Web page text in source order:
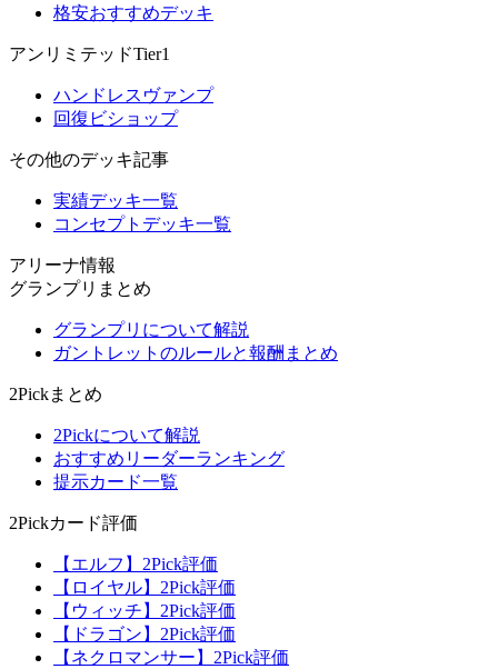
格安おすすめデッキ
アンリミテッドTier1
ハンドレスヴァンプ
回復ビショップ
その他のデッキ記事
実績デッキ一覧
コンセプトデッキ一覧
アリーナ情報
グランプリまとめ
グランプリについて解説
ガントレットのルールと報酬まとめ
2Pickまとめ
2Pickについて解説
おすすめリーダーランキング
提示カード一覧
2Pickカード評価
【エルフ】2Pick評価
【ロイヤル】2Pick評価
【ウィッチ】2Pick評価
【ドラゴン】2Pick評価
【ネクロマンサー】2Pick評価